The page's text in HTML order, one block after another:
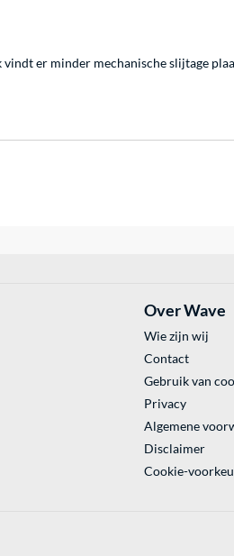
er minder mechanische slijtage
Over Wave
Wie zijn wij
Contact
Gebruik van
Privacy
Algemene
Disclaimer
Cookie-